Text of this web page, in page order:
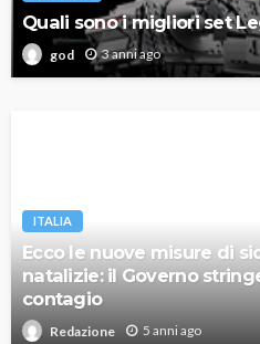
Quali sono i migliori set
god 3 anni ago
ITALIA
Ecco le nuove misure di
natalizie: il Governo
contagio
Redazione 5 anni ago